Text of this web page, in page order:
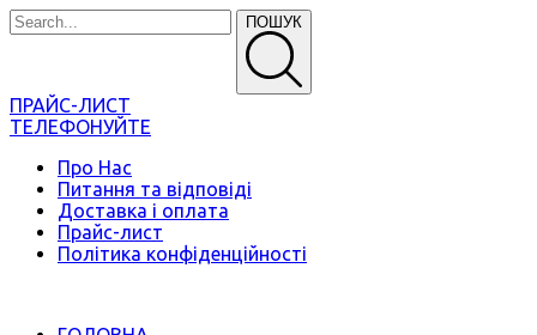
ПОШУК
ПРАЙС-ЛИСТ
ТЕЛЕФОНУЙТЕ
Про Нас
Питання та відповіді
Доставка і оплата
Прайс-лист
Політика конфіденційності